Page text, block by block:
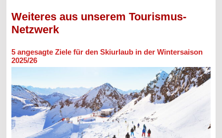
Weiteres aus unserem Tourismus-
Netzwerk
5 angesagte Ziele für den Skiurlaub in der Wintersaison
2025/26